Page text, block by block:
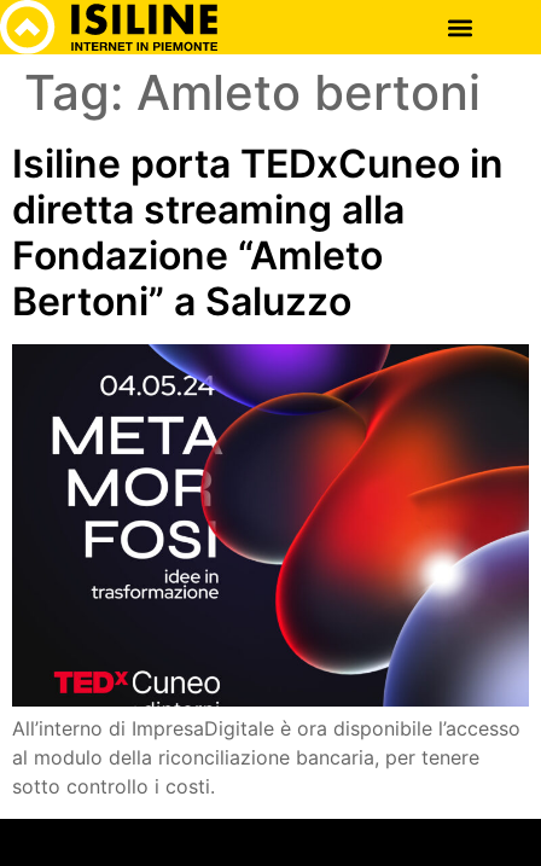
Tag: Amleto bertoni
Isiline porta TEDxCuneo in
diretta streaming alla
Fondazione “Amleto
Bertoni” a Saluzzo
All’interno di ImpresaDigitale è ora disponibile l’accesso
al modulo della riconciliazione bancaria, per tenere
sotto controllo i costi.